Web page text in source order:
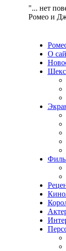
"... нет
Ромео и
О